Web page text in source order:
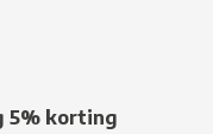
5% korting